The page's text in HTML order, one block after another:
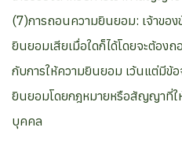
(7)การถอนความยินยอม: เจ้าขอ
ยินยอมเสียเมื่อใดก็ได้โดยจะต้อง
กับการให้ความยินยอม เว้นแต่มีข้
ยินยอมโดยกฎหมายหรือสัญญาที่ใ
บุคคล